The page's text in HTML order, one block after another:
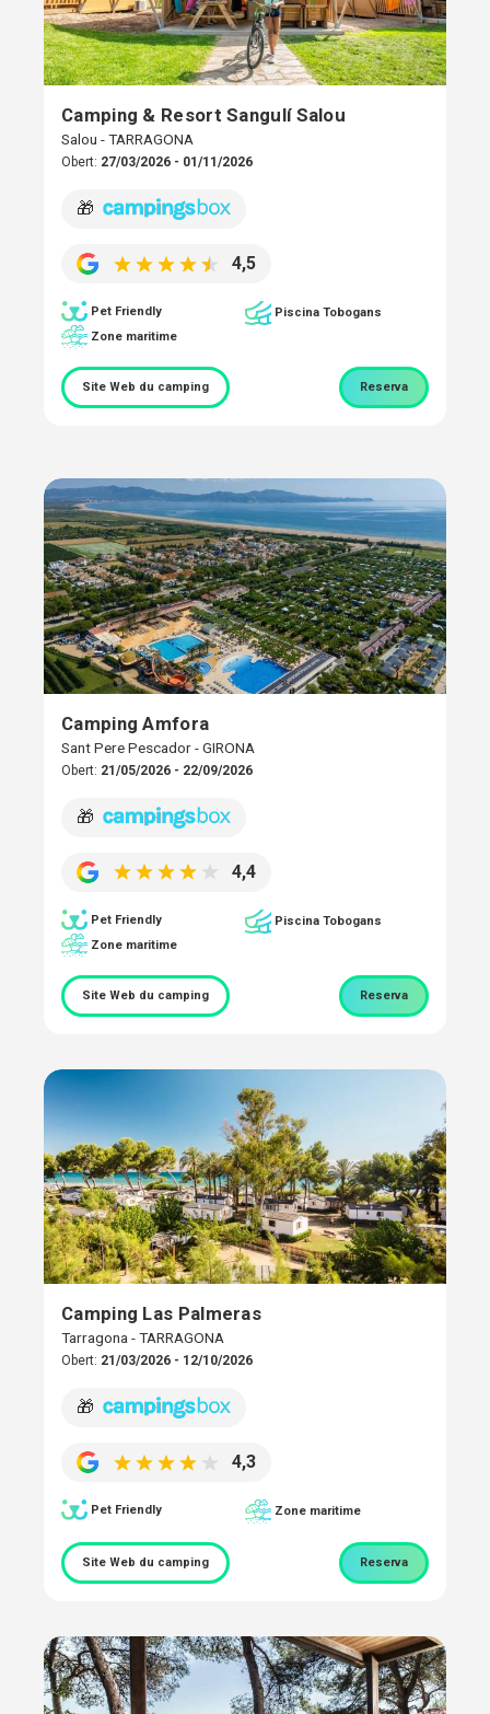
Camping & Resort Sangulí Salou
Salou - TARRAGONA
Obert: 27/03/2026 - 01/11/2026
🎁
4,5
Pet Friendly
Piscina Tobogans
Zone maritime
Site Web du camping Reserva
Camping Amfora
Sant Pere Pescador - GIRONA
Obert: 21/05/2026 - 22/09/2026
🎁
4,4
Pet Friendly
Piscina Tobogans
Zone maritime
Site Web du camping Reserva
Camping Las Palmeras
Tarragona - TARRAGONA
Obert: 21/03/2026 - 12/10/2026
🎁
4,3
Pet Friendly Zone maritime
Site Web du camping Reserva